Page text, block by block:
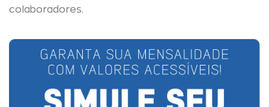
colaboradores.